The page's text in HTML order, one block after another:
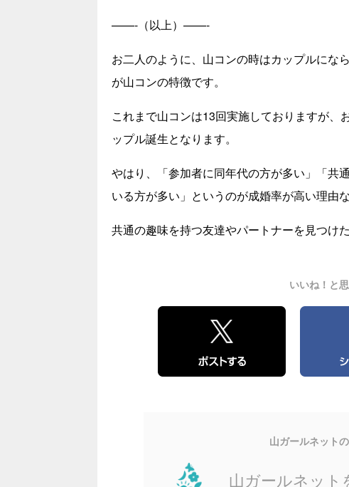
——-（以上）——-
お二人のように、山コンの時はカップルにな
が山コンの特徴です。
これまで山コンは13回実施しておりますが、
ップル誕生となります。
やはり、「参加者に同年代の方が多い」「共
いる方が多い」というのが成婚率が高い理由
共通の趣味を持つ友達やパートナーを見つけ
いいね！と
山ガールネット
山ガールネット